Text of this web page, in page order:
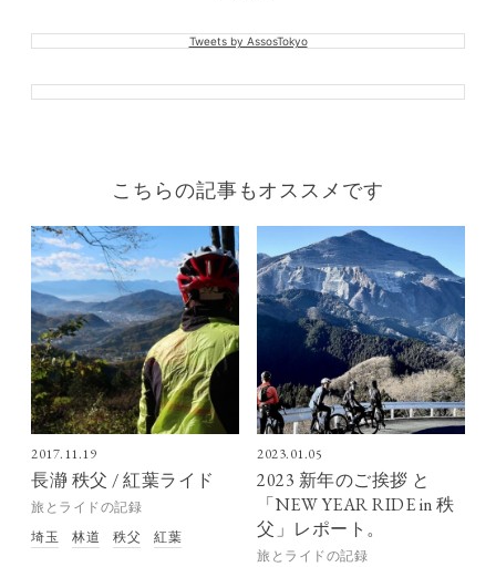
Tweets by AssosTokyo
こちらの記事もオススメです
2017.11.19
長瀞 秩父 / 紅葉ライド
旅とライドの記録
埼玉
林道 秩父 紅葉
2023.01.05
2023 新年のご挨拶 と
「NEW YEAR RIDE in 秩
父」レポート。
旅とライドの記録